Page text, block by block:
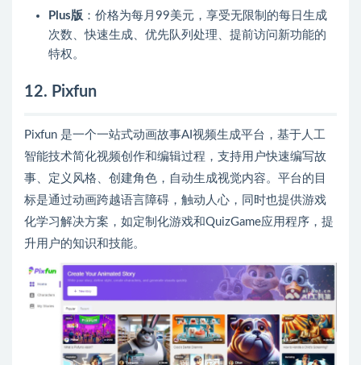
Plus版 ：价格为每月99美元，享受无限制的每日生成
次数、快速生成、优先队列处理、提前访问新功能的
特权。
12. Pixfun
Pixfun 是一个一站式动画故事AI视频生成平台，基于人工
智能技术简化视频创作和编辑过程，支持用户快速编写故
事、定义风格、创建角色，自动生成视觉内容。平台的目
标是通过动画跨越语言障碍，触动人心，同时也提供游戏
化学习解决方案，如定制化游戏和QuizGame应用程序，提
升用户的知识和技能。